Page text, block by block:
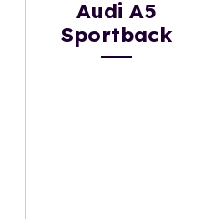
Audi A5
Sportback